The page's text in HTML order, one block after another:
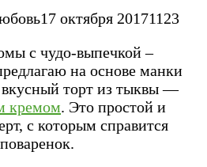
17 октября 20171123
с чудо-выпечкой –
на основе манки
вкусный торт из тыквы —
кремом. Это простой и
с которым справится